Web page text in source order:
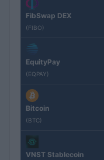
FibSwap DEX
(FIBO)
EquityPay
(EQPAY)
Bitcoin
(BTC)
VNST Stablecoin